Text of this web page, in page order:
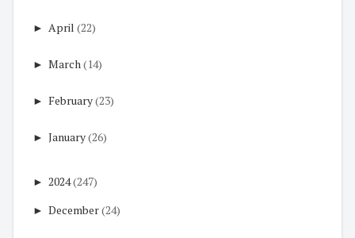
► April (22)
► March (14)
► February(23)
► January(26)
► 2024(247)
► December(24)